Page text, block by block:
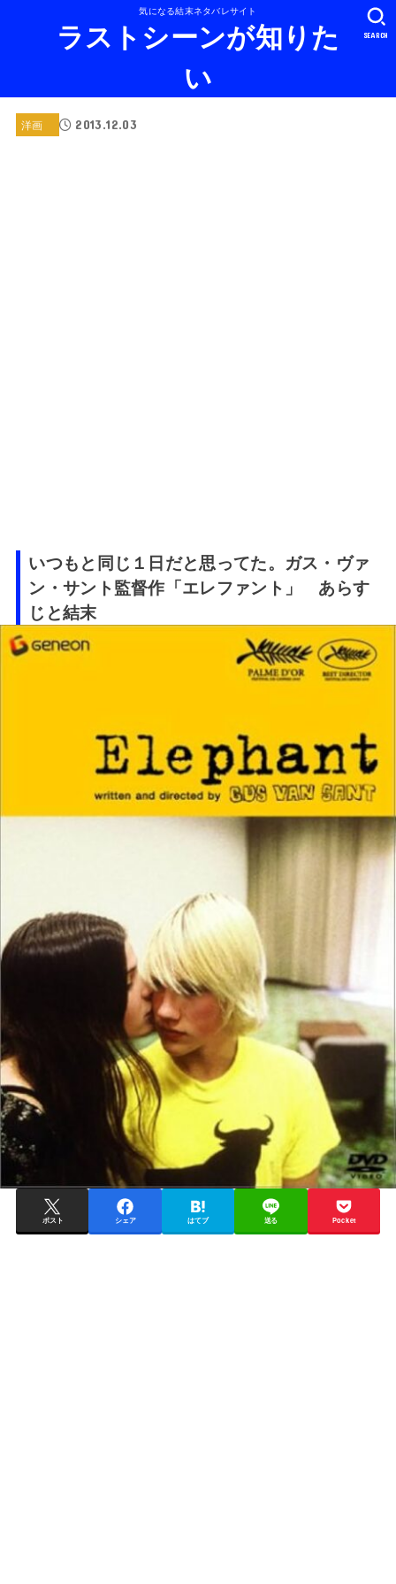
気になる結末ネタバレサイト
ラストシーンが知りた
い
SEARCH
洋画 2013.12.03
いつもと同じ１日だと思ってた。ガス・ヴァ
ン・サント監督作「エレファント」 あらす
じと結末
ポスト シェア はてブ 送る Pocket